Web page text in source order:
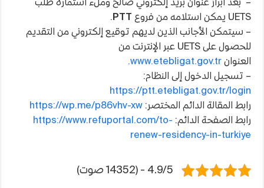
– بعد ابراز عنوان بريد إلكتروني صالح وملء استمارة طلب
UETS يمكن استلامه من فروع
PTT
.
– سيتمكن الأجانب الذين لديهم توقيع إلكتروني من التقديم
للحصول على UETS عبر الإنترنت من
العنوان www.etebligat.gov.tr.
– تسجيل الدخول إلى النظام:
https://ptt.etebligat.gov.tr/login
رابط المقالة الدائم المختصر: https://wp.me/p86vhv-xw
رابط الصفحة الدائم: https://www.refuportal.com/to-
renew-residency-in-turkiye
4.9/5 - (14352 صوت)